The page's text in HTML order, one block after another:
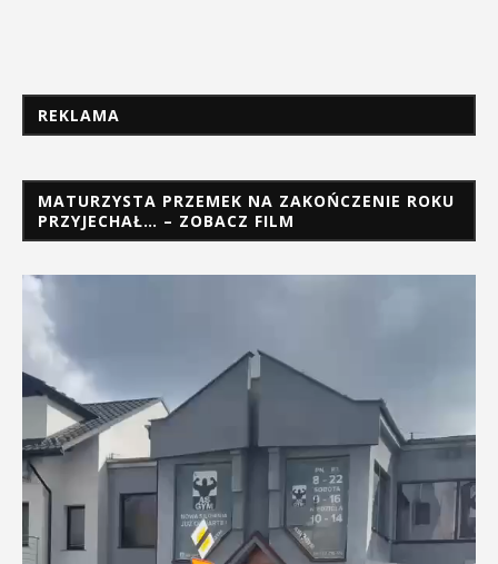
REKLAMA
MATURZYSTA PRZEMEK NA ZAKOŃCZENIE ROKU
PRZYJECHAŁ… – ZOBACZ FILM
Odtwarzacz